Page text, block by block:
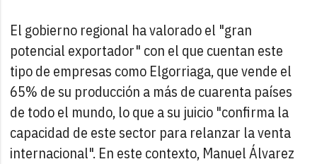
El gobierno regional ha valorado el "gran
potencial exportador" con el que cuentan este
tipo de empresas como Elgorriaga, que vende el
65% de su producción a más de cuarenta países
de todo el mundo, lo que a su juicio "confirma la
capacidad de este sector para relanzar la venta
internacional". En este contexto, Manuel Álvarez